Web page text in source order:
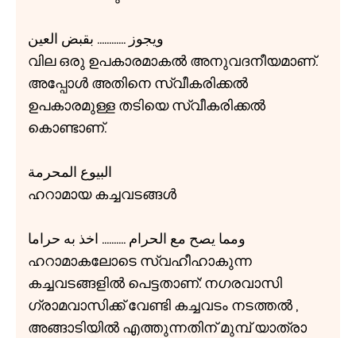
ويجوز ............ بقبض العين
വില ഒരു ഉപകാരമാകൽ അനുവദനീയമാണ്.
അപ്പോൾ അതിനെ സ്വീകരിക്കൽ
ഉപകാരമുള്ള തടിയെ സ്വീകരിക്കൽ
കൊണ്ടാണ്.
البيوع المحرمة
ഹറാമായ കച്ചവടങ്ങൾ
ومما يصح مع الحرام .......... اخذ به حراما
ഹറാമാകലോടെ സ്വഹീഹാകുന്ന
കച്ചവടങ്ങളിൽ പെട്ടതാണ്: നഗരവാസി
ഗ്രാമവാസിക്ക് വേണ്ടി കച്ചവടം നടത്തൽ ,
അങ്ങാടിയിൽ എത്തുന്നതിന് മുമ്പ് യാത്രാ